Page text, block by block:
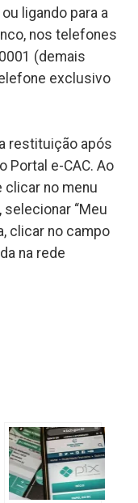
ligando para a
nos telefones
(demais
exclusivo
restituição após
Portal e-CAC. Ao
clicar no menu
selecionar “Meu
clicar no campo
na rede